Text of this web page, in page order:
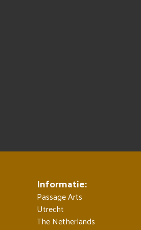
Informatie:
Passage Arts
Utrecht
The Netherlands